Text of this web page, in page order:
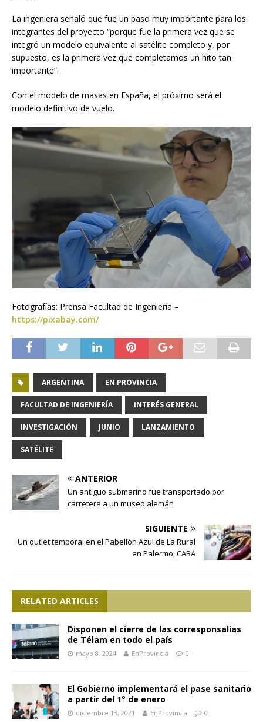
La ingeniera señaló que fue un paso muy importante para los
integrantes del proyecto “porque fue la primera vez que se
integró un modelo equivalente al satélite completo y, por
supuesto, es la primera vez que completamos un hito tan
importante”.
Con el modelo de masas en España, el próximo será el
modelo definitivo de vuelo.
Fotografías: Prensa Facultad de Ingeniería –
https://pixabay.com/
ARGENTINA EN PROVINCIA
FACULTAD DE INGENIERÍA INTERÉS GENERAL
INVESTIGACIÓN JUNIO LANZAMIENTO
SATÉLITE
ANTERIOR
Un antiguo submarino fue transportado por
carretera a un museo alemán
SIGUIENTE
Un outlet temporal en el Pabellón Azul de La Rural
en Palermo, CABA
RELATED ARTICLES
Disponen el cierre de las corresponsalías
de Télam en todo el país
mayo 8, 2024 EnProvincia 0
El Gobierno implementará el pase sanitario
a partir del 1° de enero
diciembre 13, 2021 EnProvincia 0